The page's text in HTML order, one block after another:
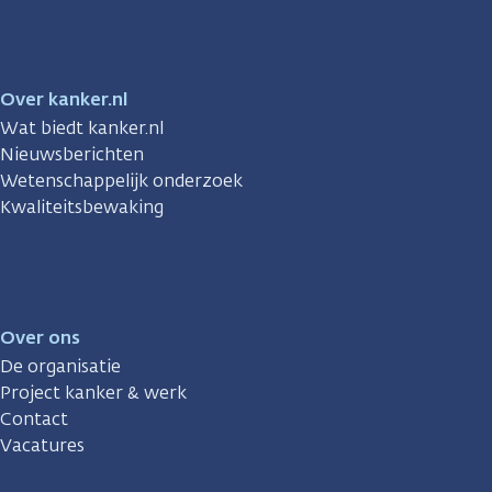
Over kanker.nl
Wat biedt kanker.nl
Nieuwsberichten
Wetenschappelijk onderzoek
Kwaliteitsbewaking
Over ons
De organisatie
Project kanker & werk
Contact
Vacatures